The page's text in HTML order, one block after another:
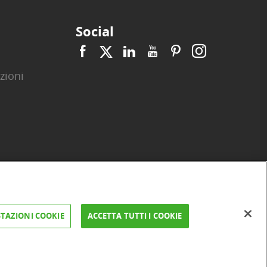
Social
| | | | |
FAQ e Sicurezza
COOKIE ACCETTA TUTTI I COOKIE